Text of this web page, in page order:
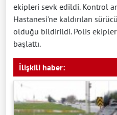
ekipleri sevk edildi. Kontrol
Hastanesi'ne kaldırılan
olduğu bildirildi. Polis
başlattı.
İlişkili haber: